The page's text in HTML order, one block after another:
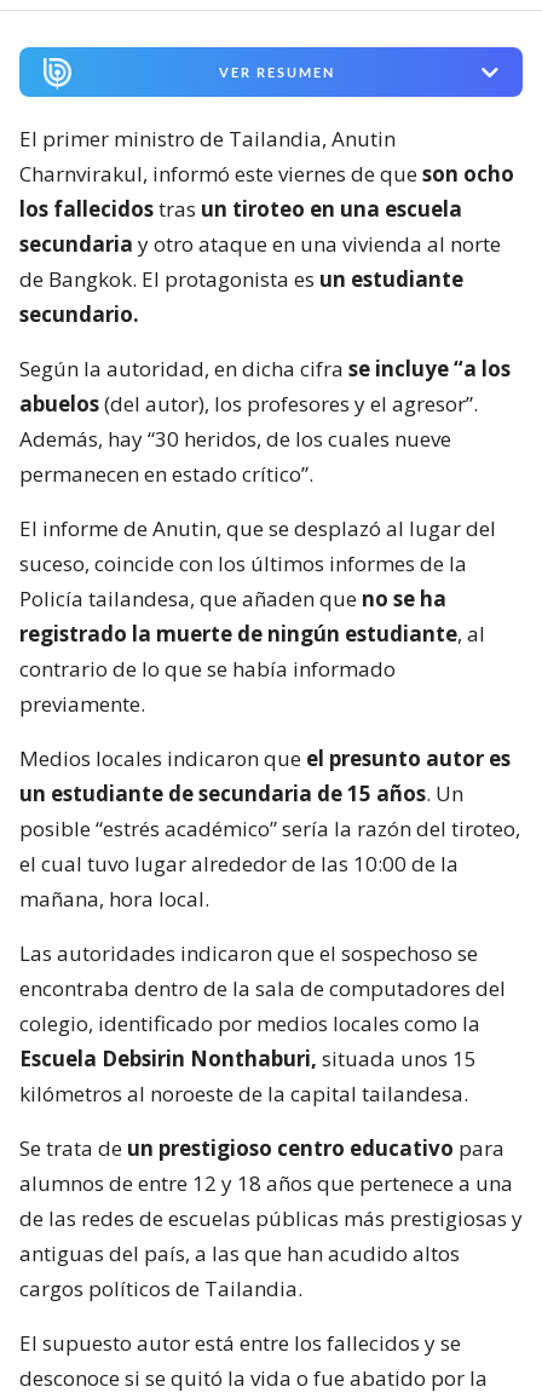
VER RESUMEN
El primer ministro de Tailandia, Anutin
Charnvirakul, informó este viernes de queson ocho
los fallecidostras un tiroteo en una escuela
secundaria y otro ataque en una vivienda al norte
de Bangkok. El protagonista es un estudiante
secundario.
Según la autoridad, en dicha cifra se incluye “a los
abuelos(del autor), los profesores y el agresor”.
Además, hay “30 heridos, de los cuales nueve
permanecen en estado crítico”.
El informe de Anutin, que se desplazó al lugar del
suceso, coincide con los últimos informes de la
Policía tailandesa, que añaden que no se ha
registrado la muerte de ningún estudiante, al
contrario de lo que se había informado
previamente.
Medios locales indicaron que el presunto autor es
un estudiante de secundaria de 15 años. Un
posible “estrés académico” sería la razón del tiroteo,
el cual tuvo lugar alrededor de las 10:00 de la
mañana, hora local.
Las autoridades indicaron que el sospechoso se
encontraba dentro de la sala de computadores del
colegio, identificado por medios locales como la
Escuela Debsirin Nonthaburi, situada unos 15
kilómetros al noroeste de la capital tailandesa.
Se trata de un prestigioso centro educativo para
alumnos de entre 12 y 18 años que pertenece a una
de las redes de escuelas públicas más prestigiosas y
antiguas del país, a las que han acudido altos
cargos políticos de Tailandia.
El supuesto autor está entre los fallecidos y se
desconoce si se quitó la vida o fue abatido por la